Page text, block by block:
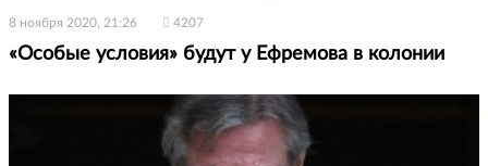
8 ноября 2020, 21:26 4207
«Особые условия» будут у Ефремова в колонии